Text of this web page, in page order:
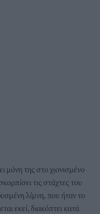
μόνη της στο χιονισμένο
τις στάχτες του
λίμνη, που ήταν το
εκεί, διακόπτει κατά